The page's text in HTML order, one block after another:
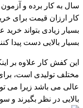
سال به کار برده و
کار ارزان قیمت برای
بسیار زیادی بتواند
بسیار بالایی دست پیدا
این کفش کار علاوه بر
مختلف تولیدی است،
عالی می باشد زیرا می
بالایی در نظر بگیرند و